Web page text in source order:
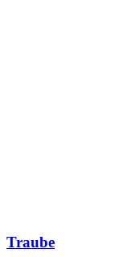
Traube